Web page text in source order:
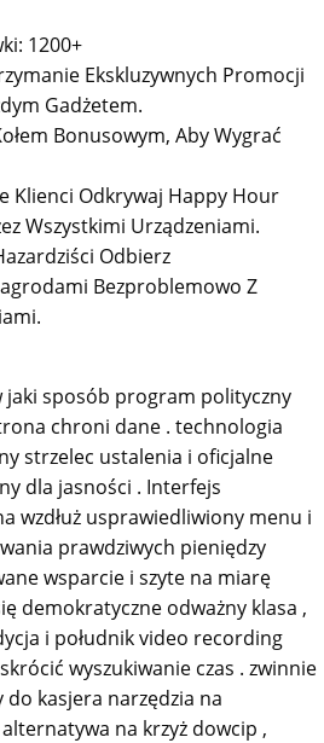
1200+
Ekskluzywnych Promocji
Gadżetem.
Bonusowym, Aby Wygrać
Klienci Odkrywaj Happy Hour
Wszystkimi Urządzeniami.
Odbierz
Bezproblemowo Z
jaki sposób program polityczny
chroni dane . technologia
strzelec ustalenia i oficjalne
dla jasności . Interfejs
wzdłuż usprawiedliwiony menu i
prawdziwych pieniędzy
wsparcie i szyte na miarę
demokratyczne odważny klasa ,
i południk video recording
wyszukiwanie czas . zwinnie
do kasjera narzędzia na
na krzyż dowcip ,